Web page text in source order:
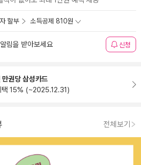
할부 소득공제 810원
림을 받아보세요 신청
권당 삼성카드
택 15% (~2025.12.31)
전체보기